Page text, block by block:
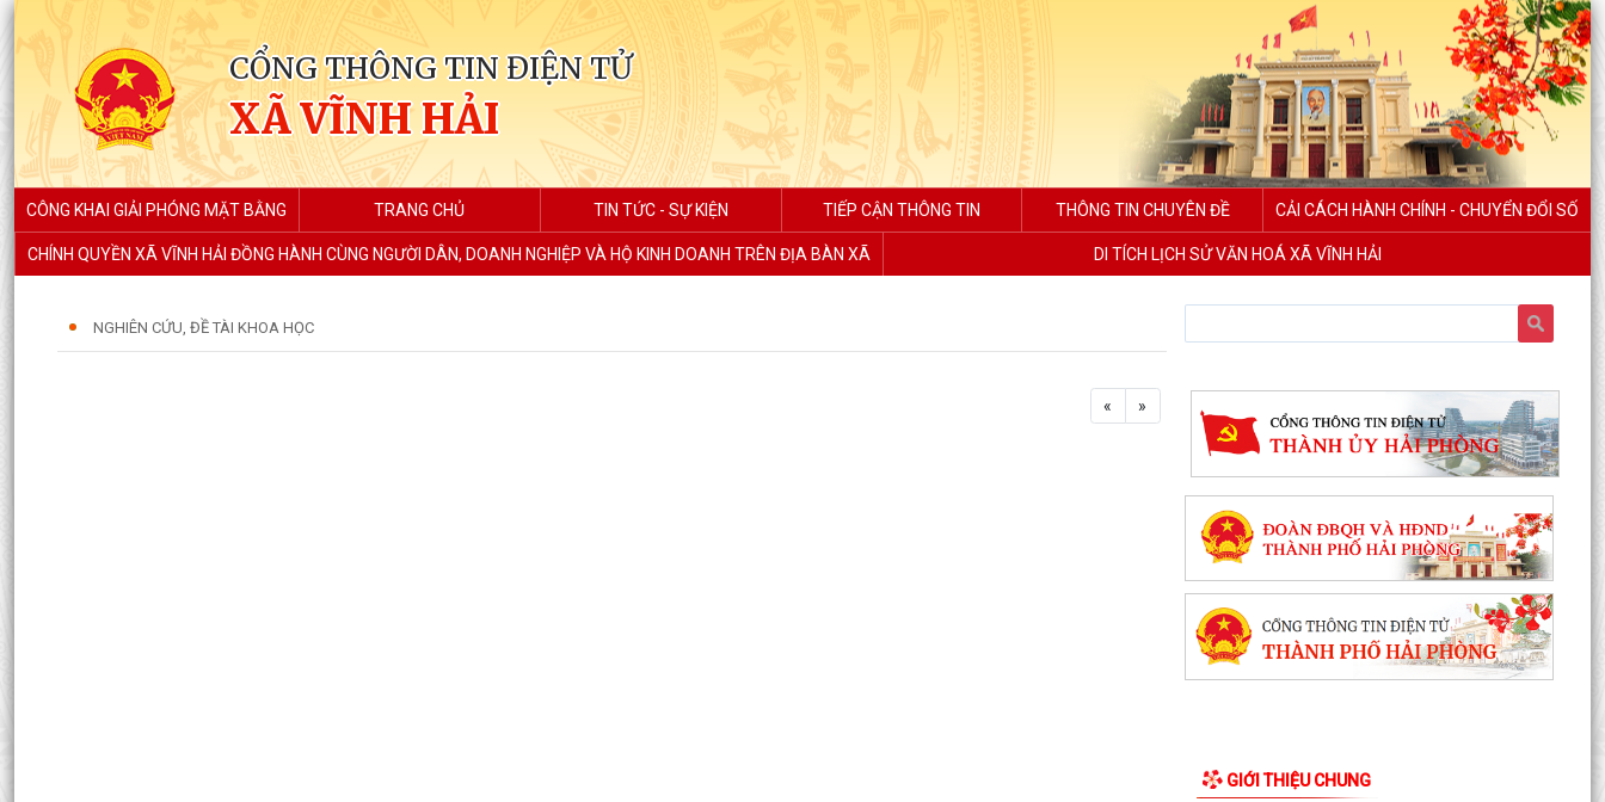
CỔNG THÔNG TIN ĐIỆN TỬ
XÃ VĨNH HẢI
CÔNG KHAI GIẢI PHÓNG MẶT BẰNG TRANG CHỦ TIN TỨC - SỰ KIỆN TIẾP CẬN THÔNG TIN THÔNG TIN CHUYÊN ĐỀ CẢI CÁCH HÀNH CHÍNH - CHUYỂN ĐỔI SỐ
CHÍNH QUYỀN XÃ VĨNH HẢI ĐỒNG HÀNH CÙNG NGƯỜI DÂN, DOANH NGHIỆP VÀ HỘ KINH DOANH TRÊN ĐỊA BÀN XÃ DI TÍCH LỊCH SỬ VĂN HOÁ XÃ VĨNH HẢI
NGHIÊN CỨU, ĐỀ TÀI KHOA HỌC
« »
GIỚI THIỆU CHUNG